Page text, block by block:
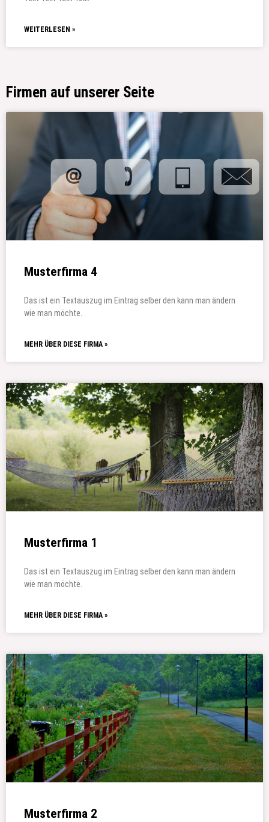
WEITERLESEN »
Firmen auf unserer Seite
Musterfirma 4
Das ist ein Textauszug im Eintrag selber den kann man ändern
wie man möchte.
MEHR ÜBER DIESE FIRMA »
Musterfirma 1
Das ist ein Textauszug im Eintrag selber den kann man ändern
wie man möchte.
MEHR ÜBER DIESE FIRMA »
Musterfirma 2